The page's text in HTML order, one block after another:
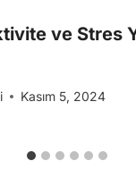
ve Stres
Kasım 5, 2024